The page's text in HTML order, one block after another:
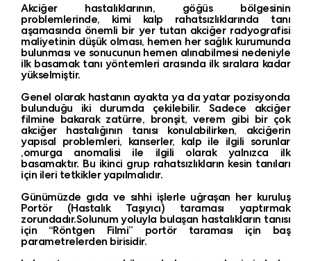
Akciğer hastalıklarının, göğüs bölgesinin
problemlerinde, kimi kalp rahatsızlıklarında tanı
aşamasında önemli bir yer tutan akciğer radyografisi
maliyetinin düşük olması, hemen her sağlık kurumunda
bulunması ve sonucunun hemen alınabilmesi nedeniyle
ilk basamak tanı yöntemleri arasında ilk sıralara kadar
yükselmiştir.
Genel olarak hastanın ayakta ya da yatar pozisyonda
bulunduğu iki durumda çekilebilir. Sadece akciğer
filmine bakarak zatürre, bronşit, verem gibi bir çok
akciğer hastalığının tanısı konulabilirken, akciğerin
yapısal problemleri, kanserler, kalp ile ilgili sorunlar
,omurga anomalisi ile ilgili olarak yalnızca ilk
basamaktır. Bu ikinci grup rahatsızlıkların kesin tanıları
için ileri tetkikler yapılmalıdır.
Günümüzde gıda ve sıhhi işlerle uğraşan her kuruluş
Portör (Hastalık Taşıyıcı) taraması yaptırmak
zorundadır.Solunum yoluyla bulaşan hastalıkların tanısı
için “Röntgen Filmi” portör taraması için baş
parametrelerden birisidir.